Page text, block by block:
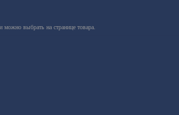
можно выбрать на странице товара.